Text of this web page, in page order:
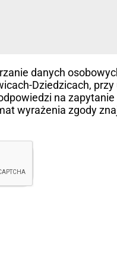
danych
Dziedzicach, przy
na
wyrażenia zgody